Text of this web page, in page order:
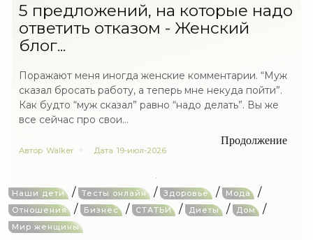
5 предложений, на которые надо
ответить отказом - Женский
блог...
Поражают меня иногда женские комментарии. “Муж
сказал бросать работу, а теперь мне некуда пойти”.
Как будто “муж сказал” равно “надо делать”. Вы же
все сейчас про свои...
Продолжение
Автор Walker Дата 19-июл-2026
Наши дети / Тесты онлайн / Здоровье / Мода /
Отношения / Бизнес / СТАТЬИ / Диеты / Дом /
Мир женщины